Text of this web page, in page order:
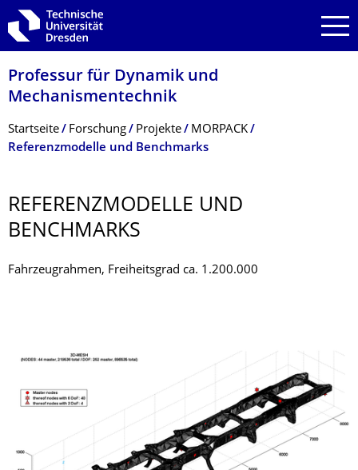
Zur Hauptnavigation springen
Zur Suche springen
Zum Inhalt springen
Professur für Dynamik und
Mechanismentechnik
Breadcrumb-Menü
Startseite Forschung Projekte
MORPACK
Referenzmodelle und Benchmarks
REFERENZMODELLE UND
BENCHMARKS
Fahrzeugrahmen, Freiheitsgrad ca. 1.200.000